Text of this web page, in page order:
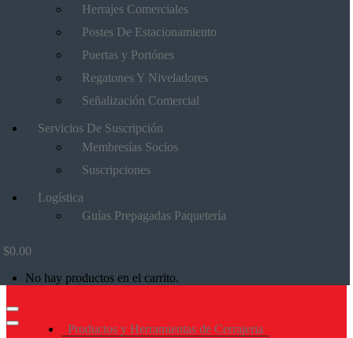
Herrajes Comerciales
Postes De Estacionamiento
Puertas y Portónes
Regatones Y Niveladores
Señalización Comercial
Servicios De Suscripción
Membresías Socios
Suscripciones
Logística
Guías Prepagadas Paquetería
$0.00
No hay productos en el carrito.
Productos y Herramientas de Cerrajeria